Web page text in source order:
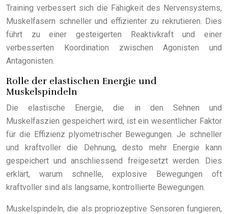
Training verbessert sich die Fähigkeit des Nervensystems,
Muskelfasern schneller und effizienter zu rekrutieren. Dies
führt zu einer gesteigerten Reaktivkraft und einer
verbesserten Koordination zwischen Agonisten und
Antagonisten.
Rolle der elastischen Energie und
Muskelspindeln
Die elastische Energie, die in den Sehnen und
Muskelfaszien gespeichert wird, ist ein wesentlicher Faktor
für die Effizienz plyometrischer Bewegungen. Je schneller
und kraftvoller die Dehnung, desto mehr Energie kann
gespeichert und anschliessend freigesetzt werden. Dies
erklärt, warum schnelle, explosive Bewegungen oft
kraftvoller sind als langsame, kontrollierte Bewegungen.
Muskelspindeln, die als propriozeptive Sensoren fungieren,